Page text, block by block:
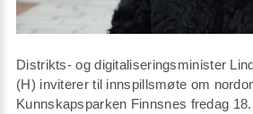
Distrikts- og digitaliseringsminister
(H) inviterer til innspillsmøte om
Kunnskapsparken Finnsnes fredag